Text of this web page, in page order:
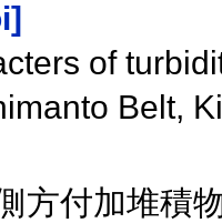
of
Belt,
方付加堆積